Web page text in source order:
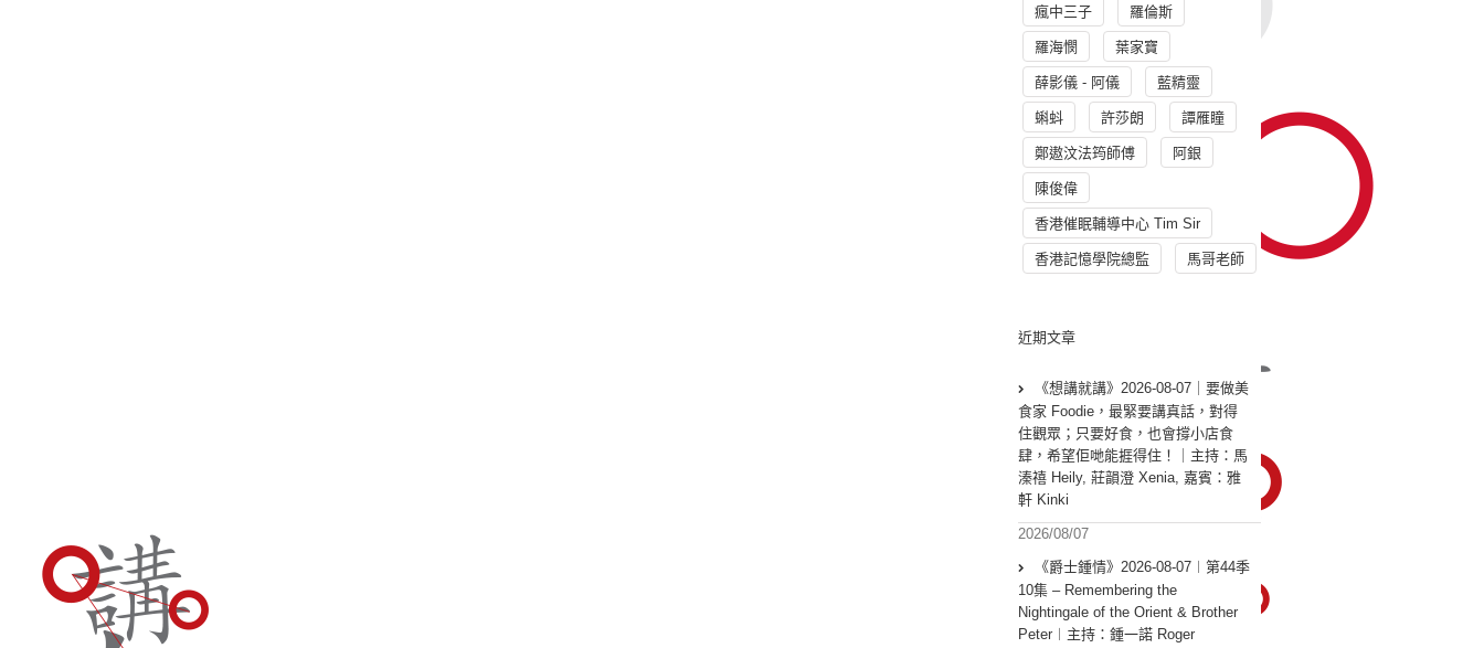
瘋中三子 羅倫斯
羅海憫 葉家寶
薛影儀 - 阿儀 藍精靈
蝌蚪 許莎朗 譚雁瞳
鄭遨汶法筠師傅 阿銀
陳俊偉
香港催眠輔導中心 Tim Sir
香港記憶學院總監 馬哥老師
近期文章
《想講就講》2026-08-07｜要做美
食家 Foodie，最緊要講真話，對得
住觀眾；只要好食，也會撐小店食
肆，希望佢哋能捱得住！｜主持：馬
溱禧 Heily, 莊韻澄 Xenia, 嘉賓：雅
軒 Kinki
2026/08/07
《爵士鍾情》2026-08-07︱第44季
10集 – Remembering the
Nightingale of the Orient & Brother
Peter︱主持：鍾一諾 Roger